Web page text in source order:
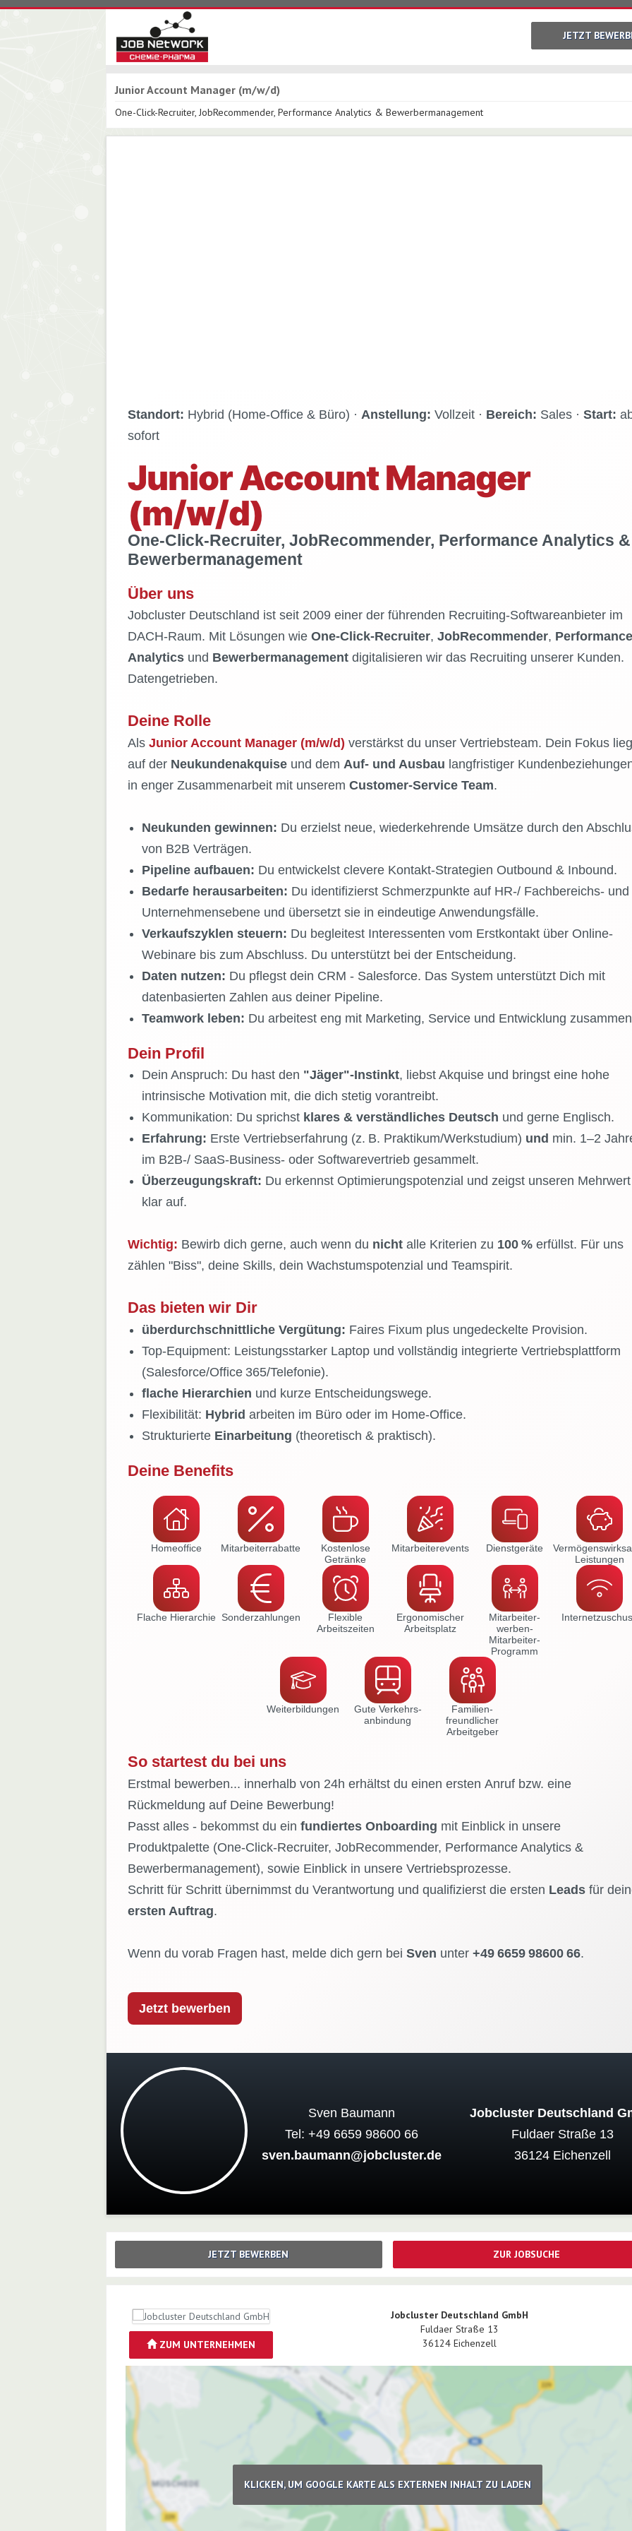
JETZT
Junior Account Manager (m/w/d)
One-Click-Recruiter, JobRecommender, Performance Analytics & Bewerbermanagement
Standort: Hybrid (Home-Office & Büro) · Anstellung: Vollzeit · Bereich: Sales · Start:
sofort
Junior Account Manager
(m/w/d)
One-Click-Recruiter, JobRecommender, Performance Analytics &
Bewerbermanagement
Über uns
Jobcluster Deutschland ist seit 2009 einer der führenden Recruiting-Softwareanbieter im
DACH-Raum. Mit Lösungen wie One‑Click‑Recruiter, JobRecommender, Performance
Analyticsund Bewerbermanagementdigitalisieren wir das Recruiting unserer Kunden.
Datengetrieben.
Deine Rolle
Als Junior Account Manager (m/w/d) verstärkst du unser Vertriebsteam. Dein Fokus
auf der Neukundenakquiseund dem Auf- und Ausbau langfristiger
in enger Zusammenarbeit mit unserem Customer-Service Team.
Neukunden gewinnen: Du erzielst neue, wiederkehrende Umsätze durch den
von B2B Verträgen.
Pipeline aufbauen: Du entwickelst clevere Kontakt‑Strategien Outbound & Inbound.
Bedarfe herausarbeiten: Du identifizierst Schmerzpunkte auf HR‑/ Fachbereichs- und
Unternehmensebene und übersetzt sie in eindeutige Anwendungsfälle.
Verkaufszyklen steuern: Du begleitest Interessenten vom Erstkontakt über Online-
Webinare bis zum Abschluss. Du unterstützt bei der Entscheidung.
Daten nutzen: Du pflegst dein CRM - Salesforce. Das System unterstützt Dich mit
datenbasierten Zahlen aus deiner Pipeline.
Teamwork leben: Du arbeitest eng mit Marketing, Service und Entwicklung
Dein Profil
Dein Anspruch: Du hast den "Jäger"‑Instinkt, liebst Akquise und bringst eine hohe
intrinsische Motivation mit, die dich stetig vorantreibt.
Kommunikation: Du sprichst klares & verständliches Deutsch und gerne Englisch.
Erfahrung: Erste Vertriebserfahrung (z. B. Praktikum/Werkstudium) und min. 1–2
im B2B-/ SaaS-Business- oder Softwarevertrieb gesammelt.
Überzeugungskraft: Du erkennst Optimierungspotenzial und zeigst unseren Mehrwert
klar auf.
Wichtig: Bewirb dich gerne, auch wenn du nichtalle Kriterien zu 100 %erfüllst. Für uns
zählen "Biss", deine Skills, dein Wachstumspotenzial und Teamspirit.
Das bieten wir Dir
überdurchschnittliche Vergütung: Faires Fixum plus ungedeckelte Provision.
Top‑Equipment: Leistungsstarker Laptop und vollständig integrierte Vertriebsplattform
(Salesforce/Office 365/Telefonie).
flache Hierarchien und kurze Entscheidungswege.
Flexibilität: Hybrid arbeiten im Büro oder im Home‑Office.
Strukturierte Einarbeitung (theoretisch & praktisch).
Deine Benefits
Homeoffice Mitarbeiter­rabatte
Kostenlose
Getränke
Mitarbeiter­events Dienstgeräte
Leistungen
Flache Hierarchie Sonder­zahlungen
Flexible
Arbeitszeiten
Ergonomischer
Arbeitsplatz
Mitarbeiter-
werben-
Mitarbeiter-
Programm
Weiter­bildungen
Gute Verkehrs­
anbindung
Familien­
freundlicher
Arbeitgeber
So startest du bei uns
Erstmal bewerben... innerhalb von 24h erhältst du einen ersten Anruf bzw. eine
Rückmeldung auf Deine Bewerbung!
Passt alles - bekommst du ein fundiertes Onboarding mit Einblick in unsere
Produktpalette (One‑Click‑Recruiter, JobRecommender, Performance Analytics &
Bewerbermanagement), sowie Einblick in unsere Vertriebsprozesse.
Schritt für Schritt übernimmst du Verantwortung und qualifizierst die ersten Leads für
ersten Auftrag.
Wenn du vorab Fragen hast, melde dich gern bei Sven unter +49 6659 98600 66.
Jetzt bewerben
Sven Baumann
Tel: +49 6659 98600 66
sven.baumann@jobcluster.de
Jobcluster Deutschland
Fuldaer Straße 13
36124 Eichenzell
JETZT BEWERBEN ZUR JOBSUCHE
ZUM UNTERNEHMEN
Jobcluster Deutschland GmbH
Fuldaer Straße 13
36124 Eichenzell
KLICKEN, UM GOOGLE KARTE ALS EXTERNEN INHALT ZU LADEN